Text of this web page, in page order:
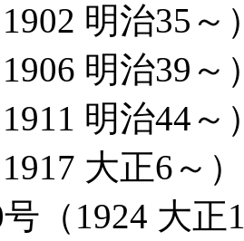
明治35～
明治39～
明治44～
大正6～）
（1924 大正